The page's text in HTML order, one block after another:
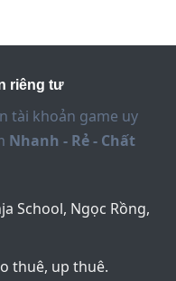
hơn 1k
dần khẳng
riêng tư
tài khoản game uy
Nhanh - Rẻ - Chất
School, Ngọc Rồng,
thuê, up thuê.